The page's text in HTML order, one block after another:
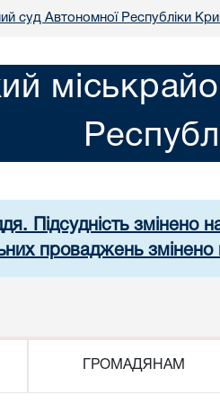
суд Автономної Республіки
Підсудність
проваджень
ГРОМАДЯНАМ